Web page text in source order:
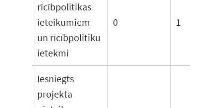
rīcībpolitikas
ieteikumiem
un rīcībpolitiku
ietekmi
0 1
Iesniegts
projekta